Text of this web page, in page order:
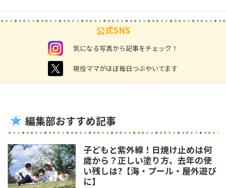
公式SNS
instagram 気になる写真から記事をチェック！
twitter 現役ママがほぼ毎日つぶやいてます
編集部おすすめ記事
子どもと紫外線！日焼け止めは何
歳から？正しい塗り方、去年の使
い残しは?【海・プール・屋外遊び
に】